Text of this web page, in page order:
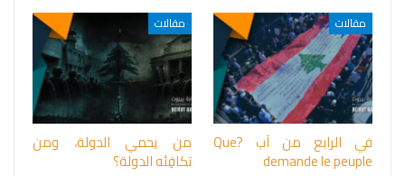
مقالات
في الرابع من آب ?Que
demande le peuple
مقالات
من يحمي الدولة، ومن
تكافِئه الدولة؟